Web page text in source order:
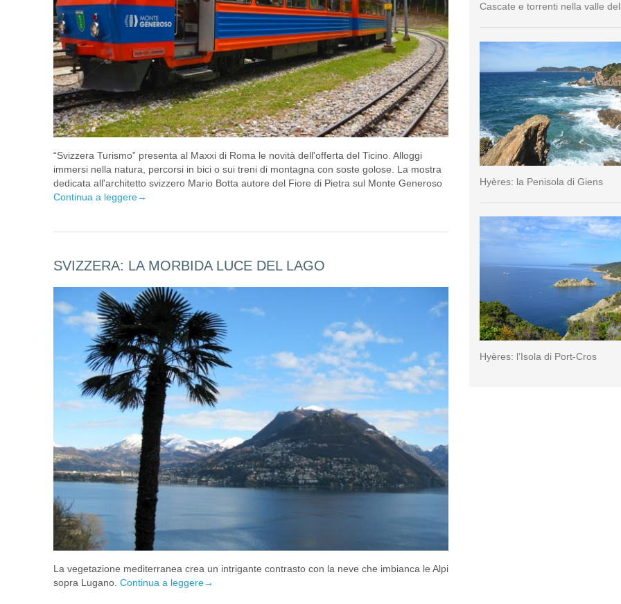
“Svizzera Turismo” presenta al Maxxi di Roma le novità dell'offerta del Ticino. Alloggi
immersi nella natura, percorsi in bici o sui treni di montagna con soste golose. La mostra
dedicata all'architetto svizzero Mario Botta autore del Fiore di Pietra sul Monte Generoso
Continua a leggere→
SVIZZERA: LA MORBIDA LUCE DEL LAGO
La vegetazione mediterranea crea un intrigante contrasto con la neve che imbianca le Alpi
sopra Lugano. Continua a leggere→
Cascate e torrenti nella valle
Hyères: la Penisola di Giens
Hyères: l’Isola di Port-Cros